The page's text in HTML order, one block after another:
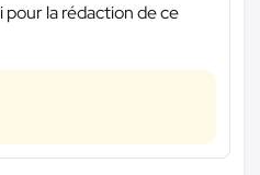
la rédaction de ce